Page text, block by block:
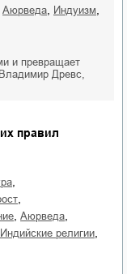
Аюрведа индуизм
и превращает
Древс,
правил
Аюрведа
индийские религии